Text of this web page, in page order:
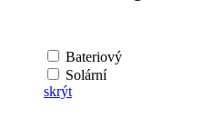
Bateriový
Solární
skrýt